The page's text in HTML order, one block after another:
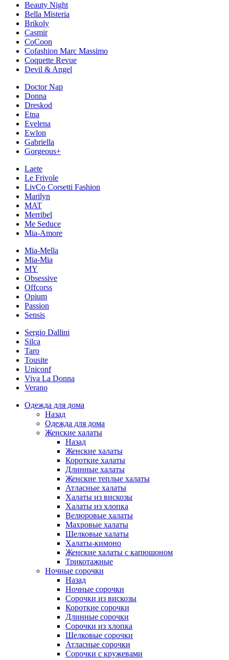
Beauty Night
Bella Misteria
Brikoly
Casmir
CoCoon
Cofashion Marc Massimo
Coquette Revue
Devil & Angel
Doctor Nap
Donna
Dreskod
Etna
Evelena
Ewlon
Gabriella
Gorgeous+
Laete
Le Frivole
LivCo Corsetti Fashion
Marilyn
MAT
Merribel
Me Seduce
Mia-Amore
Mia-Mella
Mia-Mia
MY
Obsessive
Offcorss
Opium
Passion
Sensis
Sergio Dallini
Silca
Taro
Tousite
Uniconf
Viva La Donna
Verano
Одежда для дома
Назад
Одежда для дома
Женские халаты
Назад
Женские халаты
Короткие халаты
Длинные халаты
Женские теплые халаты
Атласные халаты
Халаты из вискозы
Халаты из хлопка
Велюровые халаты
Махровые халаты
Шелковые халаты
Халаты-кимоно
Женские халаты с капюшоном
Трикотажные
Ночные сорочки
Назад
Ночные сорочки
Сорочки из вискозы
Короткие сорочки
Длинные сорочки
Сорочки из хлопка
Шелковые сорочки
Атласные сорочки
Сорочки с кружевами